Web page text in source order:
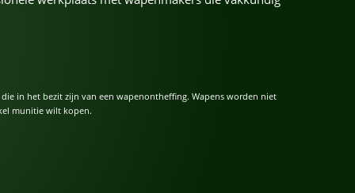
in het bezit zijn van een wapenontheffing. Wapens worden niet
munitie wilt kopen.